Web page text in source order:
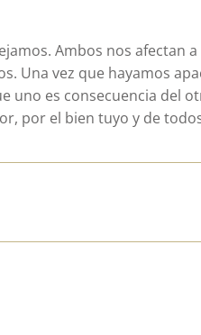
Ambos nos afectan
Una vez que hayamos
uno es consecuencia del
por el bien tuyo y de